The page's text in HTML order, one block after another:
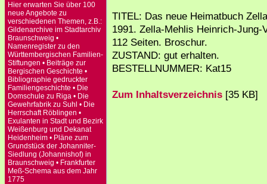
Hier erwarten Sie über 100
neue Angebote zu
verschiedenen Themen, z.B.:
Gildenarchive im Stadtarchiv
Braunschweig •
Namenregister zu den
Württembergischen Familien-
Stiftungen • Beiträge zur
Bergischen Geschichte •
Bibliographie gedruckter
Familiengeschichte • Die
Domschule zu Riga • Die
Gewehrfabrik zu Suhl • Die
Herrschaft Röblingen •
Exulanten in Stadt und Bezirk
Weißenburg und Dekanat
Heidenheim • Pläne zum
Grundstück der Johanniter-
Siedlung (Johannishof) in
Braunschweig • Frankfurter
Meß-Schema aus dem Jahr
1775
TITEL: Das neue Heimatbuch
1991. Zella-Mehlis Heinrich-Jung-
112 Seiten. Broschur.
ZUSTAND: gut erhalten.
BESTELLNUMMER: Kat15
Zum Inhaltsverzeichnis [35 KB]